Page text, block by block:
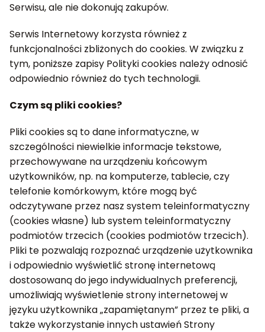
Serwisu, ale nie dokonują zakupów.
Serwis Internetowy korzysta również z
funkcjonalności zbliżonych do cookies. W związku z
tym, poniższe zapisy Polityki cookies należy odnosić
odpowiednio również do tych technologii.
Czym są pliki cookies?
Pliki cookies są to dane informatyczne, w
szczególności niewielkie informacje tekstowe,
przechowywane na urządzeniu końcowym
użytkowników, np. na komputerze, tablecie, czy
telefonie komórkowym, które mogą być
odczytywane przez nasz system teleinformatyczny
(cookies własne) lub system teleinformatyczny
podmiotów trzecich (cookies podmiotów trzecich).
Pliki te pozwalają rozpoznać urządzenie użytkownika
i odpowiednio wyświetlić stronę internetową
dostosowaną do jego indywidualnych preferencji,
umożliwiają wyświetlenie strony internetowej w
języku użytkownika „zapamiętanym” przez te pliki, a
także wykorzystanie innych ustawień Strony